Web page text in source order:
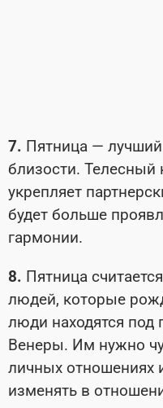
7. Пятница —
близости. Телесный
укрепляет
будет больше
гармонии.
8. Пятница
людей, которые
люди находятся
Венеры. Им нужно
личных отношениях
изменять в